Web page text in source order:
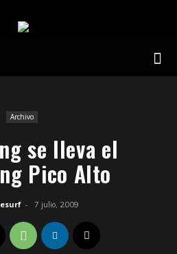
Archivo
se lleva el
Pico Alto
- 7 julio, 2009